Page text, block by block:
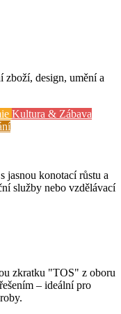
zboží, design, umění a
Kultura & Zábava
jasnou konotací růstu a
služby nebo vzdělávací
zkratku "TOS" z oboru
– ideální pro